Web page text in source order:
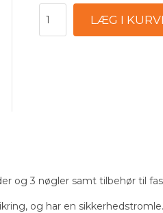
og 3 nøgler samt tilbehør til
og har en